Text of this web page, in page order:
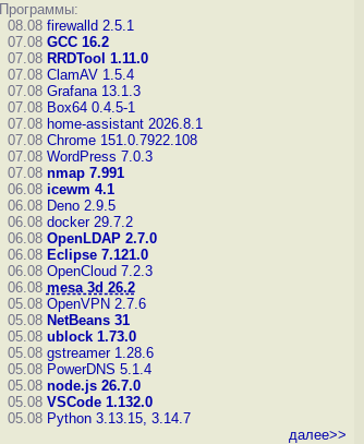
Программы:
08.08 firewalld 2.5.1
07.08 GCC 16.2
07.08 RRDTool 1.11.0
07.08 ClamAV 1.5.4
07.08 Grafana 13.1.3
07.08 Box64 0.4.5-1
07.08 home-assistant 2026.8.1
07.08 Chrome 151.0.7922.108
07.08 WordPress 7.0.3
07.08 nmap 7.991
06.08 icewm 4.1
06.08 Deno 2.9.5
06.08 docker 29.7.2
06.08 OpenLDAP 2.7.0
06.08 Eclipse 7.121.0
06.08 OpenCloud 7.2.3
06.08 mesa 3d 26.2
05.08 OpenVPN 2.7.6
05.08 NetBeans 31
05.08 ublock 1.73.0
05.08 gstreamer 1.28.6
05.08 PowerDNS 5.1.4
05.08 node.js 26.7.0
05.08 VSCode 1.132.0
05.08 Python 3.13.15, 3.14.7
далее>>